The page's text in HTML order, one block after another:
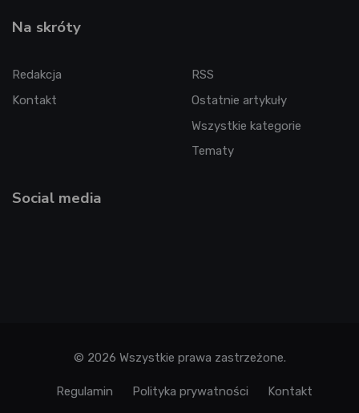
Na skróty
Redakcja
Kontakt
RSS
Ostatnie artykuły
Wszystkie kategorie
Tematy
Social media
© 2026 Wszystkie prawa zastrzeżone.
Regulamin Polityka prywatności Kontakt